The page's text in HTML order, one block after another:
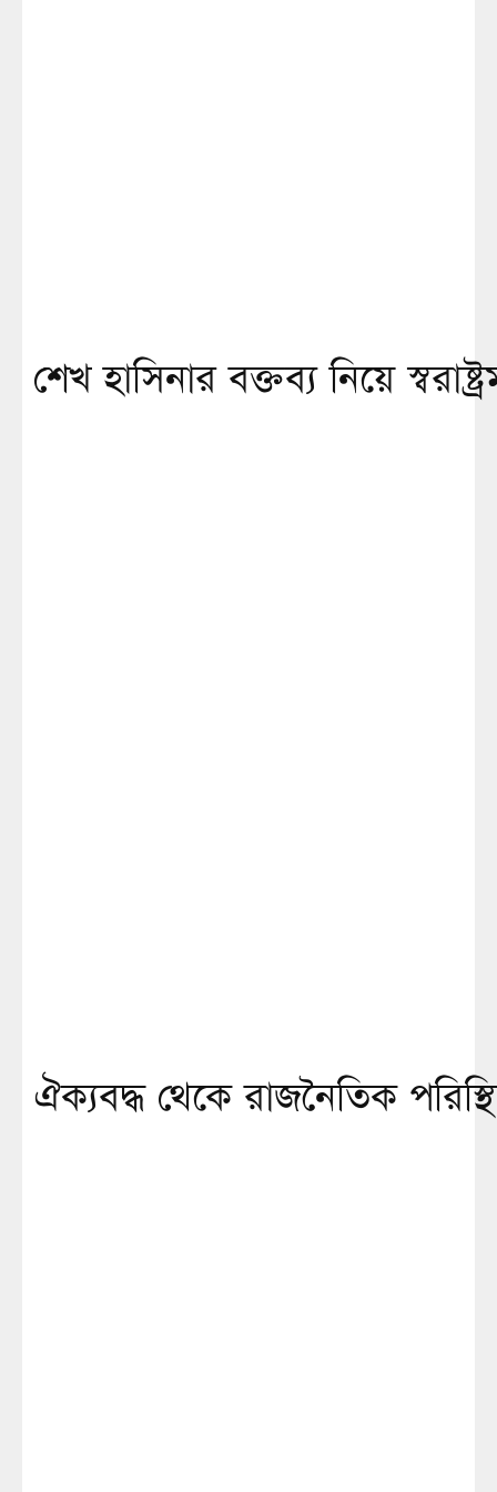
শেখ হাসিনার বক্তব্য নিয়ে
ঐক্যবদ্ধ থেকে রাজনৈতিক